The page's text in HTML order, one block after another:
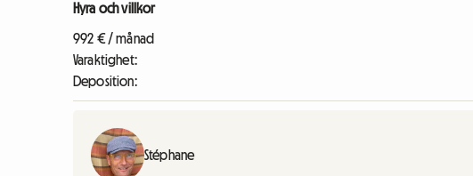
Hyra och villkor
992 € / månad
Varaktighet:
Deposition:
Stéphane